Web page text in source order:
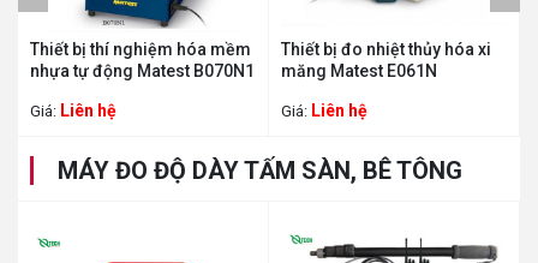
Thiết bị thí nghiệm hóa mềm
nhựa tự động Matest B070N1
Giá: Liên hệ
Thiết bị đo nhiệt thủy hóa xi
măng Matest E061N
Giá: Liên hệ
MÁY ĐO ĐỘ DÀY TẤM SÀN, BÊ TÔNG